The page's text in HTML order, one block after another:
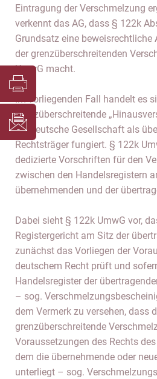
Eintragung der Verschmelzung
verkennt das AG, dass § 122k
Grundsatz eine
der grenzüberschreitenden
UmwG macht.
Im vorliegenden Fall handelt es
grenzüberschreitende
die deutsche Gesellschaft als
Rechtsträger fungiert. § 122k
dedizierte Vorschriften für den
zwischen den Handelsregistern
übernehmenden und der
Dabei sieht § 122k UmwG vor,
Registergericht am Sitz der
zunächst das Vorliegen der
deutschem Recht prüft und
Handelsregister der
– sog.
dem Vermerk zu versehen, dass
grenzüberschreitende
Voraussetzungen des Rechts
dem die übernehmende oder
unterliegt – sog.